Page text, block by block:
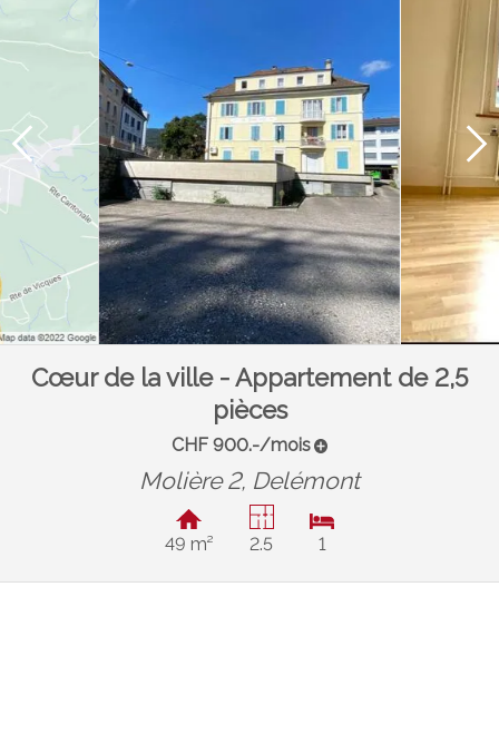
Cœur de la ville - Appartement de 2,5
pièces
CHF 900.-/mois
Molière 2, Delémont
49 m² 2.5 1